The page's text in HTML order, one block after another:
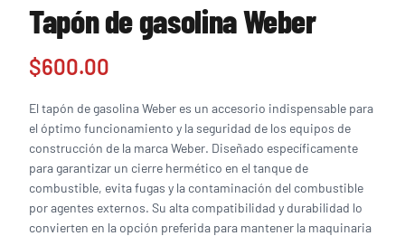
Tapón de gasolina Weber
$600.00
El tapón de gasolina Weber es un accesorio indispensable para
el óptimo funcionamiento y la seguridad de los equipos de
construcción de la marca Weber. Diseñado específicamente
para garantizar un cierre hermético en el tanque de
combustible, evita fugas y la contaminación del combustible
por agentes externos. Su alta compatibilidad y durabilidad lo
convierten en la opción preferida para mantener la maquinaria